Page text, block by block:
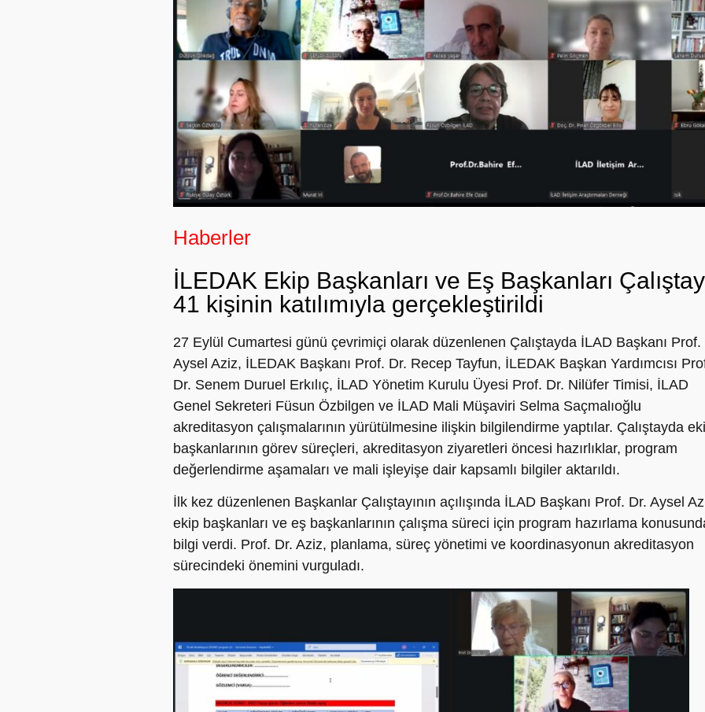
Haberler
İLEDAK Ekip Başkanları ve Eş Başkanları
41 kişinin katılımıyla gerçekleştirildi
27 Eylül Cumartesi günü çevrimiçi olarak düzenlenen Çalıştayda İLAD Başkanı Prof.
Aysel Aziz, İLEDAK Başkanı Prof. Dr. Recep Tayfun, İLEDAK Başkan Yardımcısı
Dr. Senem Duruel Erkılıç, İLAD Yönetim Kurulu Üyesi Prof. Dr. Nilüfer Timisi, İLAD
Genel Sekreteri Füsun Özbilgen ve İLAD Mali Müşaviri Selma Saçmalıoğlu
akreditasyon çalışmalarının yürütülmesine ilişkin bilgilendirme yaptılar. Çalıştayda
başkanlarının görev süreçleri, akreditasyon ziyaretleri öncesi hazırlıklar, program
değerlendirme aşamaları ve mali işleyişe dair kapsamlı bilgiler aktarıldı.
İlk kez düzenlenen Başkanlar Çalıştayının açılışında İLAD Başkanı Prof. Dr. Aysel
ekip başkanları ve eş başkanlarının çalışma süreci için program hazırlama
bilgi verdi. Prof. Dr. Aziz, planlama, süreç yönetimi ve koordinasyonun akreditasyon
sürecindeki önemini vurguladı.